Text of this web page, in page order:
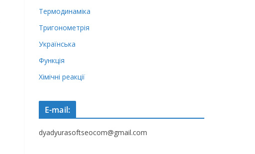
Термодинаміка
Тригонометрія
Українська
Функція
Хімічні реакції
E-mail:
dyadyurasoftseocom@gmail.com